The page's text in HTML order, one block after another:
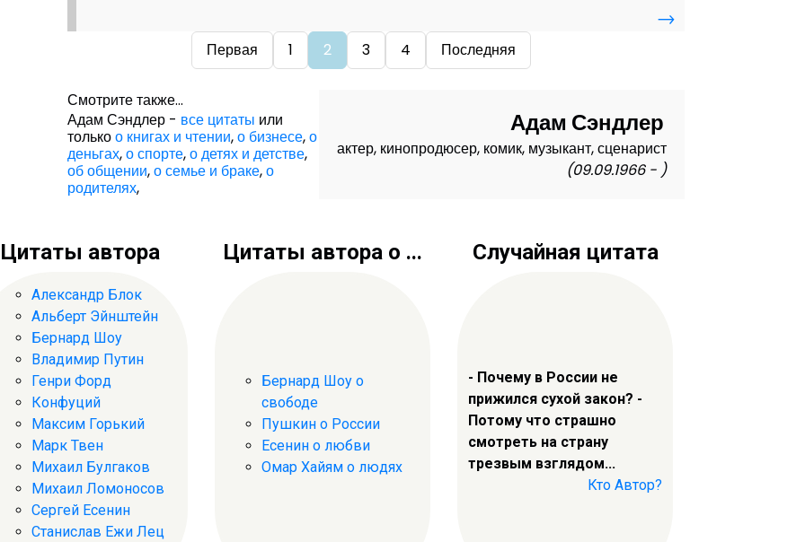
→
Первая 1 2 3 4 Последняя
Адам Сэндлер
актер, кинопродюсер, комик, музыкант, сценарист
(09.09.1966 - )
Смотрите также...
Адам Сэндлер - все цитаты или
толькоо книгах и чтении,о бизнесе,о
деньгах,о спорте,о детях и детстве,
об общении,о семье и браке,о
родителях,
Цитаты автора
Александр Блок
Альберт Эйнштейн
Бернард Шоу
Владимир Путин
Генри Форд
Конфуций
Максим Горький
Марк Твен
Михаил Булгаков
Михаил Ломоносов
Сергей Есенин
Станислав Ежи Лец
Цитаты автора о ...
Бернард Шоу о
свободе
Пушкин о России
Есенин о любви
Омар Хайям о людях
Случайная цитата
- Почему в России не
прижился сухой закон? -
Потому что страшно
смотреть на страну
трезвым взглядом...
Кто Автор?